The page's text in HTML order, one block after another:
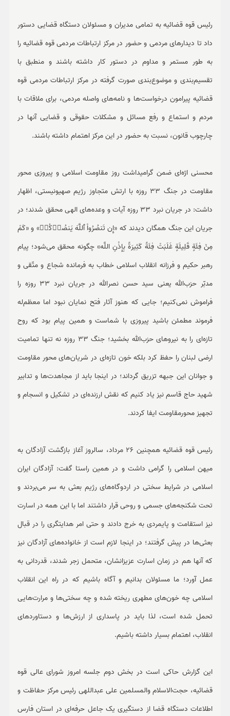
رئیس قوه قضائیه به تمامی مدیران و مسئولان دستگاه قضایی دستور
داد تا دیدارهای مردمی و حضور در مرکز ارتباطات مردمی قوه قضائیه را
به طور مستمر و مداوم در دستور کار داشته باشند و منطبق با
تقسیم‌بندی و موضوع‌بندی صورت گرفته در مرکز ارتباطات مردمی قوه
قضائیه پیرامون درخواست‌ها و نامه‌های واصله مردمی، برای ملاقات با
مردم و استماع و رفع مسائل و مشکلات حقوقی و قضایی آنها در
چارچوب قانون، نسبت به حضور در این مرکز اهتمام داشته باشند.
محسنی اژه‌ای ضمن گرامیداشت روز مقاومت اسلامی و پیروزی محور
مقاومت در جنگ 33 روزه با ارتش متجاوز رژیم صهیونیستی، اظهار
داشت: در جریان نبرد 33 روزه آیات و وعده‌های الهی محقق شدند؛ در
جریان این جنگ همگان دیدند که «إِن تَنصُرُواْ ٱللَّهَ یَنصُرۡکُمۡ» و «کَمْ
مِنْ فِئَةٍ قَلِیلَةٍ غَلَبَتْ فِئَةً کَثِیرَةً بِإِذْنِ اللَّه» چگونه محقق می‌شود؛ پیام
رهبر حکیم و فرزانه انقلاب اسلامی خطاب به فرمانده شجاع و متّقی و
مدبّر حزب‌الله یعنی سید حسن نصرالله در جریان نبرد 33 روزه را
فراموش نمی‌کنیم؛ جایی که هنوز آثار فتح نمایان نبود اما معظم‌له
فرموند مطمئن باشید پیروزی با شماست و همین پیام بود که روح
تازه‌ای را به نیروهای حزب‌الله بخشید؛ جنگ 33 روزه نه تنها تمامیت
ارضی لبنان را حفظ کرد بلکه خون تازه‌ای در شریان‌های محور مقاومت
و جوانان این جبهه تزریق گرداند؛ در اینجا باید از مجاهدت‌ها و تدابیر
شهید حاج قاسم نیز یاد کنیم که نقش ارزنده‌ای در تشکیل و انسجام و
تجهیز محورمقاومت ایفا کردند.
رئیس قوه قضائیه همچنین 26 مرداد، سالروز آغاز بازگشت آزادگان به
میهن اسلامی را گرامی داشت و در همین راستا گفت: آزادگان ایران
اسلامی در شرایط سختی در اردوگاه‌های رژیم بعثی به سر می‌بردند و
تحت شکنجه‌های جسمی و روحی قرار داشتند اما با این همه در اسارت
نیز استقامت و پایمردی به خرج دادند و حتی امر هدایتگری را در قبال
بعثی‌ها در پیش گرفتند؛ در اینجا لازم است از خانواده‌های آزادگان نیز
که آنها هم در زمان اسارت عزیزانشان، متحمل زجر شدند، قدردانی به
عمل آورد؛ ما مسئولان بدانیم و آگاه باشیم که در راه این انقلاب
اسلامی چه خون‌های مطهری ریخته شده و چه سختی‌ها و مرارت‌هایی
تحمل شده است، لذا باید در پاسداری از ارزش‌ها و دستاوردهای
انقلاب، اهتمام بسیار داشته باشیم.
این گزارش حاکی است در بخش دوم جلسه امروز شورای عالی قوه
قضائیه، حجت‌الاسلام والمسلمین علی عبداللهی رئیس مرکز حفاظت و
اطلاعات دستگاه قضا از دستگیری یک جاعل حرفه‌ای در استان فارس